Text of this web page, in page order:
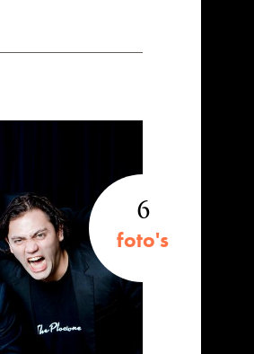
6
foto's